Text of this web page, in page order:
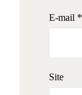
E-mail *
Site